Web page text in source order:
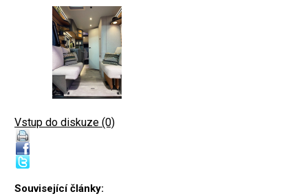
Vstup do diskuze (0)
Související články: